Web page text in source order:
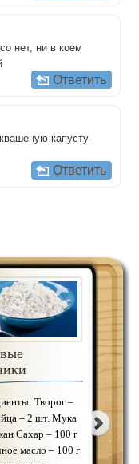
нет, ни в коем
Ответить
капусту-
Ответить
с
грибами
Мука – 1
– 2 шт. Вода – 1
Соль – по
Белые
Творог –
– 2 шт. Мука
Сахар – 100 г
масло – 100 г
рыба
белой